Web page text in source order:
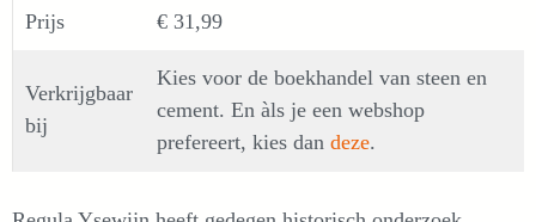
Prijs € 31,99
Verkrijgbaar
bij
Kies voor de boekhandel van steen en
cement. En àls je een webshop
prefereert, kies dan deze.